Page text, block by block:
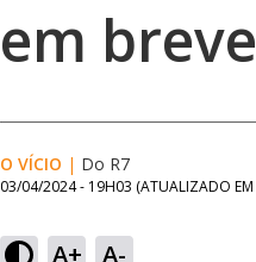
em breve
O VÍCIO | Do R7
03/04/2024 - 19H03 (ATUALIZADO EM
A+ A-